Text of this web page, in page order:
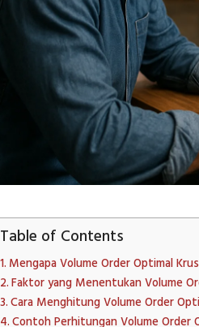
Table of Contents
Mengapa Volume Order Optimal
Faktor yang Menentukan Volume
Cara Menghitung Volume Order
Contoh Perhitungan Volume Order